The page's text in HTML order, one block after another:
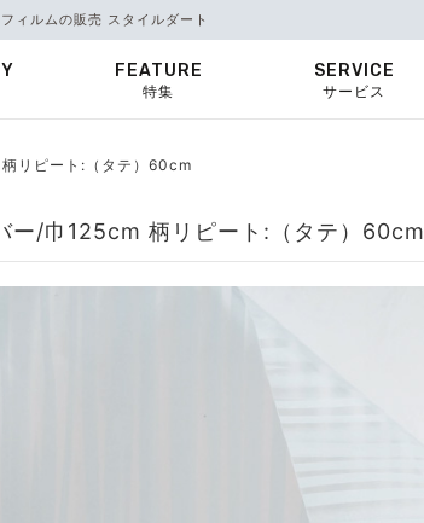
ィルムの販売 スタイルダート
FEATURE
特集
SERVICE
サービス
リピート:（タテ）60cm
ー/巾125cm 柄リピート:（タテ）60cm